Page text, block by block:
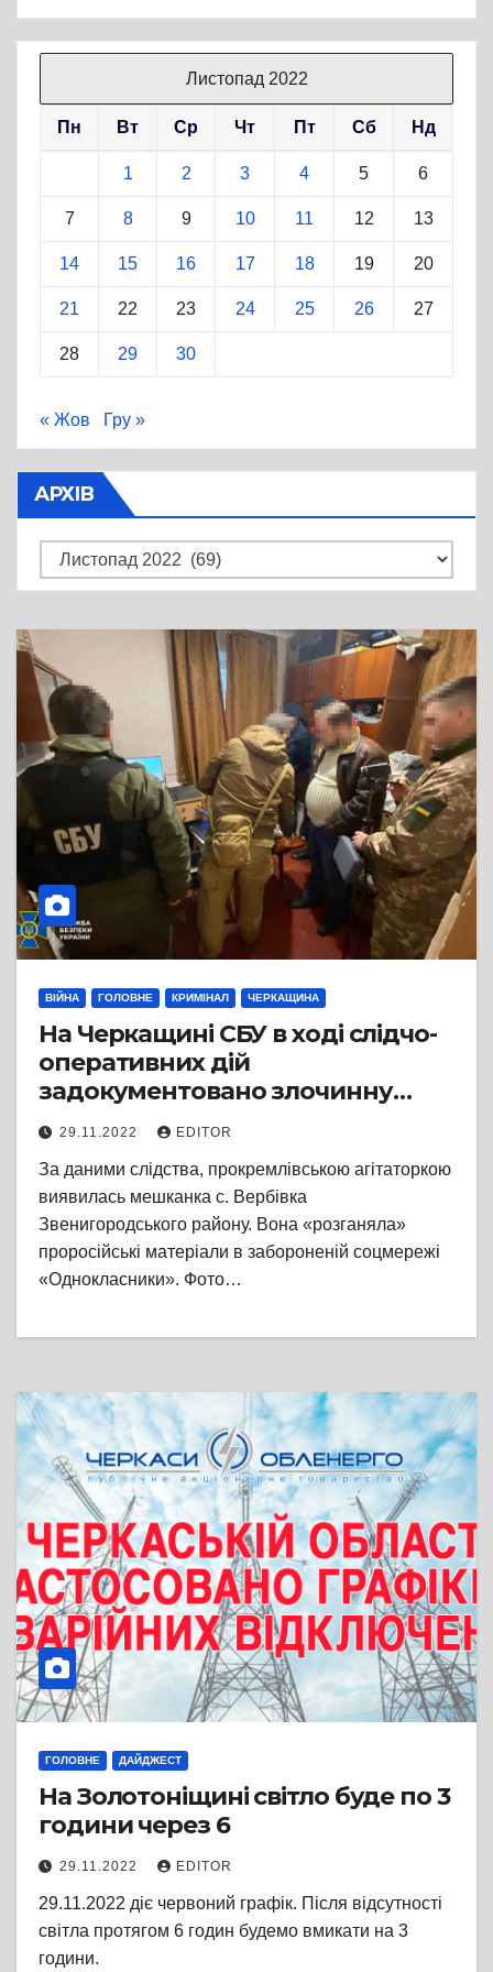
Листопад 2022
Пн Вт Ср Чт Пт Сб Нд
1 2 3 4 5 6
7 8 9 10 11 12 13
14 15 16 17 18 19 20
21 22 23 24 25 26 27
28 29 30
« Жов Гру »
АРХІВ
Архів
ВІЙНА ГОЛОВНЕ КРИМІНАЛ ЧЕРКАЩИНА
На Черкащині СБУ в ході слідчо-
оперативних дій
задокументовано злочинну
діяльність ще двох
пропагандистів
29.11.2022 EDITOR
За даними слідства, прокремлівською агітаторкою
виявилась мешканка с. Вербівка
Звенигородського району. Вона «розганяла»
проросійські матеріали в забороненій соцмережі
«Однокласники». Фото…
ГОЛОВНЕ ДАЙДЖЕСТ
На Золотоніщині світло буде по 3
години через 6
29.11.2022 EDITOR
29.11.2022 діє червоний графік. Після відсутності
світла протягом 6 годин будемо вмикати на 3
години.